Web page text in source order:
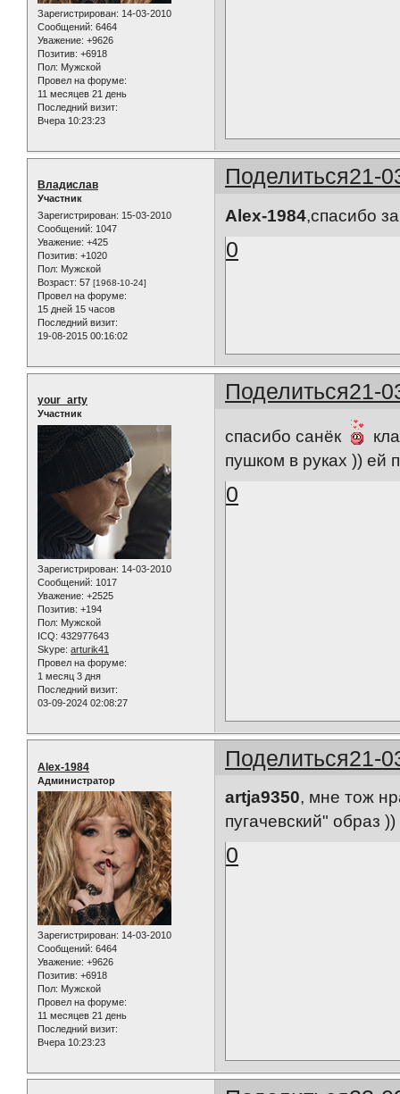
Зарегистрирован: 14-03-2010
Сообщений: 6464
Уважение: +9626
Позитив: +6918
Пол: Мужской
Провел на форуме:
11 месяцев 21 день
Последний визит:
Вчера 10:23:23
Поделиться21-
Владислав
Участник
Зарегистрирован: 15-03-2010
Сообщений: 1047
Уважение: +425
Позитив: +1020
Пол: Мужской
Возраст: 57 [1968-10-24]
Провел на форуме:
15 дней 15 часов
Последний визит:
19-08-2015 00:16:02
Alex-1984,спасибо
0
Поделиться21-
your_arty
Участник
Зарегистрирован: 14-03-2010
Сообщений: 1017
Уважение: +2525
Позитив: +194
Пол: Мужской
ICQ: 432977643
Skype: arturik41
Провел на форуме:
1 месяц 3 дня
Последний визит:
03-09-2024 02:08:27
спасибо санёк
пушком в руках )) ей
0
Поделиться21-
Alex-1984
Администратор
Зарегистрирован: 14-03-2010
Сообщений: 6464
Уважение: +9626
Позитив: +6918
Пол: Мужской
Провел на форуме:
11 месяцев 21 день
Последний визит:
Вчера 10:23:23
artja9350, мне тож
пугачевский" образ ))
0